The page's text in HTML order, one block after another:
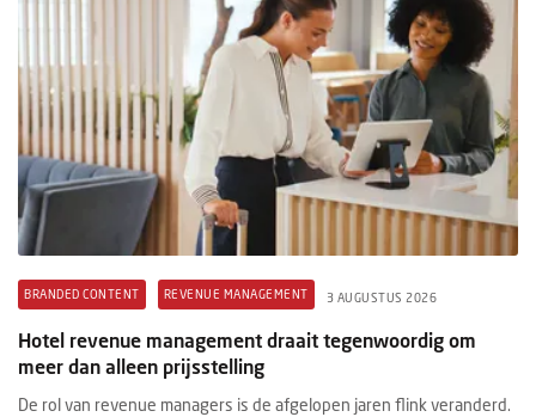
BRANDED CONTENT REVENUE MANAGEMENT 3 AUGUSTUS 2026
Hotel revenue management draait tegenwoordig om
meer dan alleen prijsstelling
De rol van revenue managers is de afgelopen jaren flink veranderd.